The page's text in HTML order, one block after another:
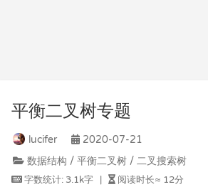
平衡二叉树专题
lucifer
2020-07-21
数据结构 / 平衡二叉树 / 二叉搜索树
字数统计: 3.1k字 阅读时长≈ 12分